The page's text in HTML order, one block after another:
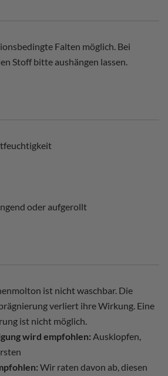
Falten möglich. Bei
Stoff bitte aushängen lassen.
oder aufgerollt
ist nicht waschbar. Die
verliert ihre Wirkung. Eine
ist nicht möglich.
wird empfohlen: Ausklopfen,
Wir raten davon ab, diesen